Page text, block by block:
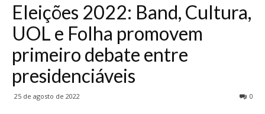
Eleições 2022: Band, Cultura,
UOL e Folha promovem
primeiro debate entre
presidenciáveis
25 de agosto de 2022 0